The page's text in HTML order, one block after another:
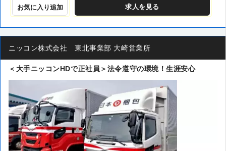
お気に入り追加 求人 を見る
ニッコン株式会社 東北事業部 大崎営業所
＜大手ニッコンHDで正社員＞法令遵守の環境！生涯安心